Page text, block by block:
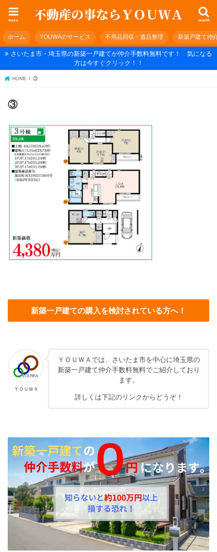
search
menu
ホーム YOUWAのサービス 不用品回収・遺品整理 新築戸建て仲
さいたま市・埼玉県の新築一戸建てが仲介手数料無料です！ 気になる
方は今すぐクリック！！
HOME ③
③
新築一戸建ての購入を検討されている方へ！
ＹＯＵＷＡ
ＹＯＵＷＡでは、さいたま市を中心に埼玉県の
新築一戸建て仲介手数料無料でご紹介しており
ます。
詳しくは下記のリンクからどうぞ！